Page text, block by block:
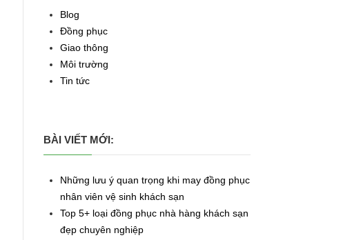
Blog
Đồng phục
Giao thông
Môi trường
Tin tức
BÀI VIẾT MỚI:
Những lưu ý quan trọng khi may đồng phục
nhân viên vệ sinh khách sạn
Top 5+ loại đồng phục nhà hàng khách sạn
đẹp chuyên nghiệp